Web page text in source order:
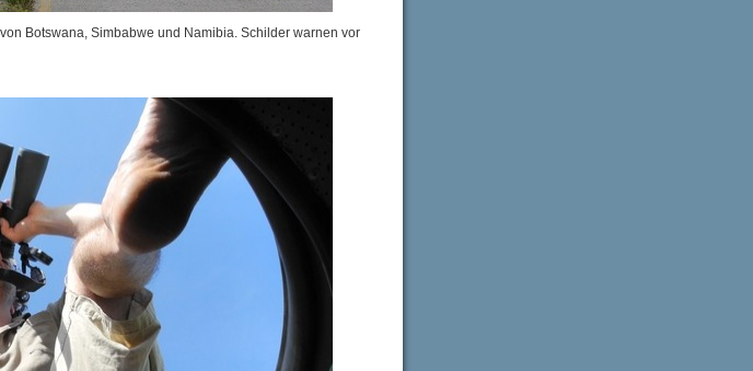
Botswana, Simbabwe und Namibia. Schilder warnen vor